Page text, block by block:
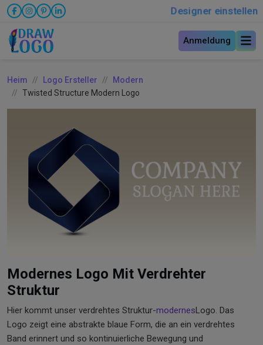
Designer einstellen
Anmeldung
Heim Logo Ersteller
Modern
Twisted Structure Modern Logo
Modernes Logo Mit Verdrehter
Struktur
Hier kommt unser verdrehtes Struktur-modernesLogo. Das
Logo zeigt eine abstrakte blaue Form, die an ein verdrehtes
Band erinnert und so kontinuierliche Bewegung und